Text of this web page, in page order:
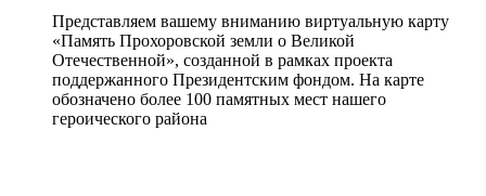
Представляем вашему вниманию виртуальную карту
«Память Прохоровской земли о Великой
Отечественной», созданной в рамках проекта
поддержанного Президентским фондом. На карте
обозначено более 100 памятных мест нашего
героического района